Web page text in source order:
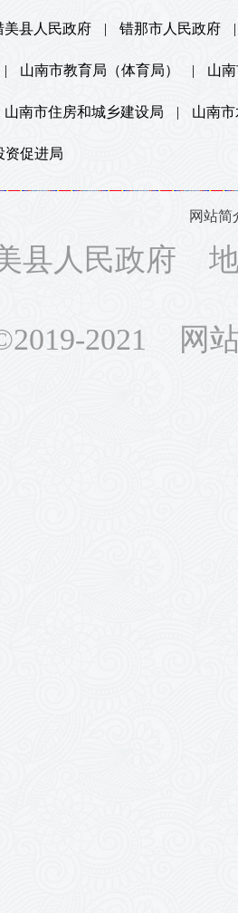
美县人民政府 | 错那市人民政府 |
| 山南市教育局（体育局） | 山
山南市住房和城乡建设局 | 山南
资促进局
网站简
县人民政府
2021 网